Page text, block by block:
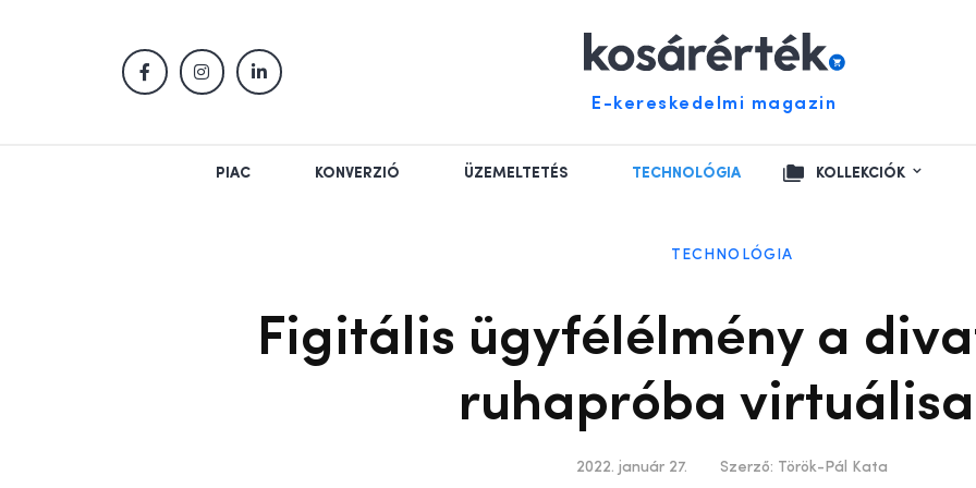
E-kereskedelmi magazin
PIAC KONVERZIÓ ÜZEMELTETÉS TECHNOLÓGIA KOLLEKCIÓK
TECHNOLÓGIA
Figitális ügyfélélmény a
ruhapróba
2022. január 27. Szerző: Török-Pál Kata